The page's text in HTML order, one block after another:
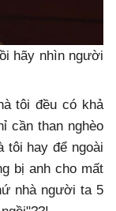
hãy nhìn người
tôi đều có khả
cần than nghèo
tôi hay để ngoài
bị anh cho mất
nhà người ta 5